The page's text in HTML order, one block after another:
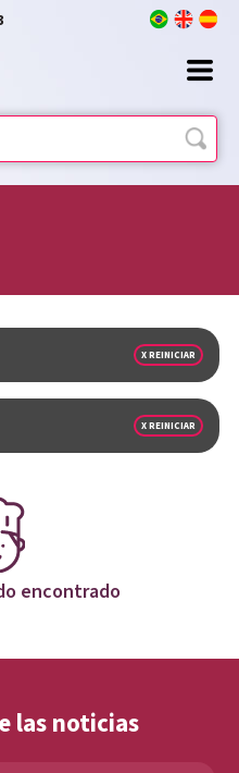
X REINICIAR
X REINICIAR
encontrado
las noticias